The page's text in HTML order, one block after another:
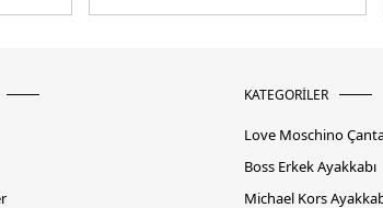
KATEGORİLER
Love Moschino
Boss Erkek Ayakkabı
Michael Kors